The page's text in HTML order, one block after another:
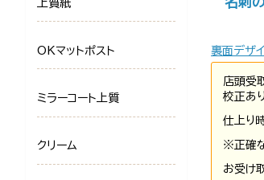
裏面デザ
店頭受
校正あ
仕上り
※正確
お受け
上質紙
OKマットポスト
ミラーコート上質
クリーム